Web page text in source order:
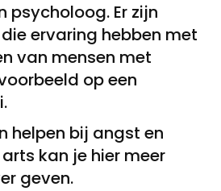
psycholoog. Er zijn
ervaring hebben met
van mensen met
op een
helpen bij angst en
kan je hier meer
geven.